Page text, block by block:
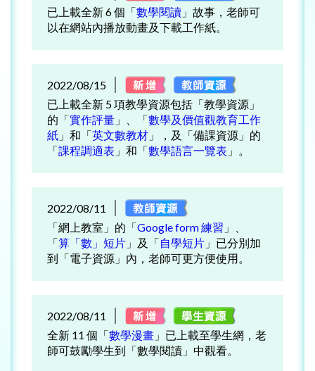
已上載全新 6 個「數學閱讀 」故事，老師可
以在網站內播放動畫及下載工作紙。
2022/08/15
已上載全新 5 項教學資源包括「教學資源」
的「實作評量 」、「數學及價值觀教育工作
紙 」和「英文數教材 」，及「備課資源」的
「課程調適表 」和「數學語言一覽表 」。
2022/08/11
「網上教室」的「Google form 練習 」、
「算「數」短片 」及「自學短片 」已分別加
到「電子資源」內，老師可更方便使用。
2022/08/11
全新 11 個「數學漫畫 」已上載至學生網，老
師可鼓勵學生到「數學閱讀」中觀看。